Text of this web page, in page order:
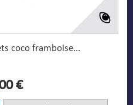
coco framboise...
€